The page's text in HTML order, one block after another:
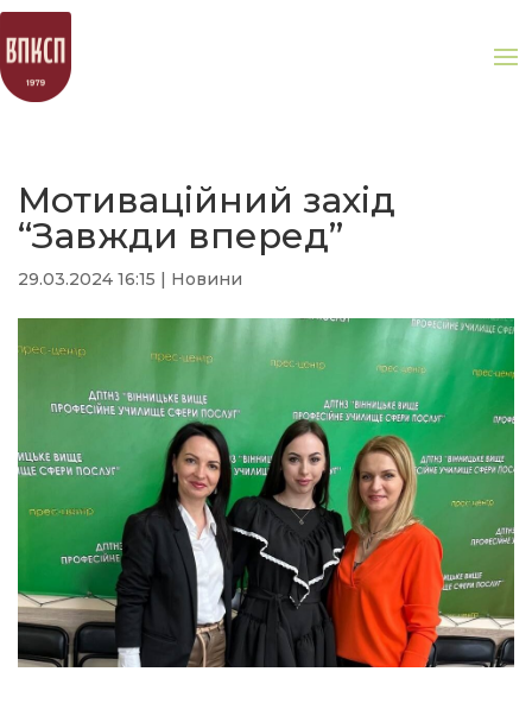
Мотиваційний захід
“Завжди вперед”
29.03.2024 16:15 Новини